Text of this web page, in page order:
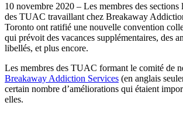
10 novembre 2020 – Les membres des sections
des TUAC travaillant chez Breakaway
Toronto ont ratifié une nouvelle convention
qui prévoit des vacances supplémentaires, des
libellés, et plus encore.
Les membres des TUAC formant le comité de
Breakaway Addiction Services (en anglais
certain nombre d’améliorations qui étaient
elles.